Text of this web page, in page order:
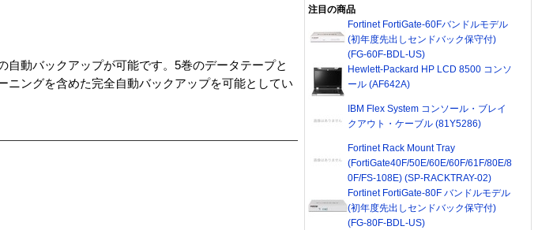
動バックアップが可能です。5巻のデータテープと
ングを含めた完全自動バックアップを可能としてい
注目の商品
Fortinet FortiGate-60Fバンドルモデル
(初年度先出しセンドバック保守付)
(FG-60F-BDL-US)
Hewlett-Packard HP LCD 8500 コンソ
ール (AF642A)
IBM Flex System コンソール・ブレイ
クアウト・ケーブル (81Y5286)
Fortinet Rack Mount Tray
(FortiGate40F/50E/60E/60F/61F/80E/8
0F/FS-108E) (SP-RACKTRAY-02)
Fortinet FortiGate-80F バンドルモデル
(初年度先出しセンドバック保守付)
(FG-80F-BDL-US)